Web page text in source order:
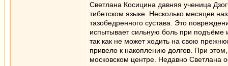
Светлана Косицина давняя ученица
тибетском языке. Несколько месяцев
тазобедренного сустава. Это
испытывает сильную боль при подъёме
так как не может ходить на свою
привело к накоплению долгов. При
московском центре. Недавно Светлана